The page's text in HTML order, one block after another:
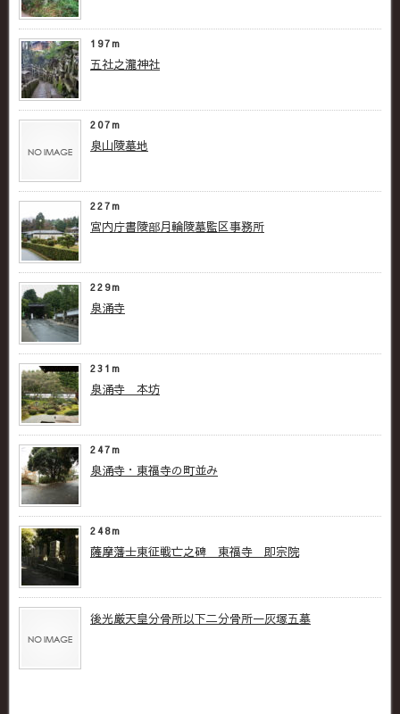
197m
五社之瀧神社
207m
泉山陵墓地
227m
宮内庁書陵部月輪陵墓監区事務所
229m
泉涌寺
231m
泉涌寺 本坊
247m
泉涌寺・東福寺の町並み
248m
薩摩藩士東征戦亡之碑 東福寺 即宗院
後光厳天皇分骨所以下二分骨所一灰塚五墓